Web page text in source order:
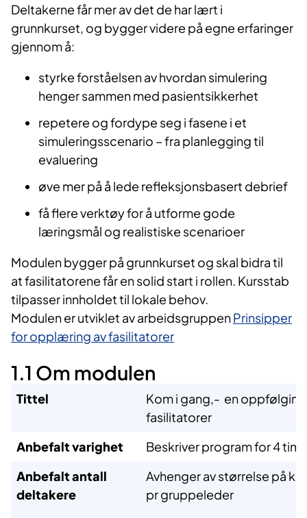
Deltakerne får mer av det de har lært i
grunnkurset, og bygger videre på egne erfaringer
gjennom å:
styrke forståelsen av hvordan simulering
henger sammen med pasientsikkerhet
repetere og fordype seg i fasene i et
simuleringsscenario – fra planlegging til
evaluering
øve mer på å lede refleksjonsbasert debrief
få flere verktøy for å utforme gode
læringsmål og realistiske scenarioer
Modulen bygger på grunnkurset og skal bidra til
at fasilitatorene får en solid start i rollen. Kursstab
tilpasser innholdet til lokale behov.
Modulen er utviklet av arbeidsgruppenPrinsipper
for opplæring av fasilitatorer
1.1 Om modulen
Tittel
Kom i gang,- en
fasilitatorer
Anbefalt varighet
Beskriver program for 4
Anbefalt antall
deltakere
Avhenger av størrelse på
pr gruppeleder